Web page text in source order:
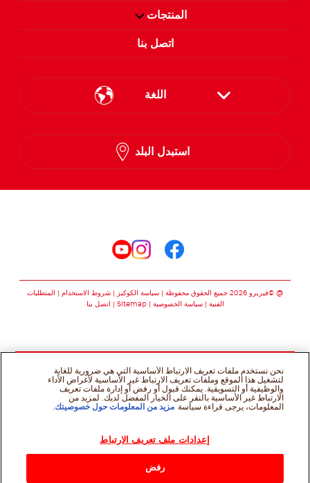
المنتجات
اتصل بنا
اللغة
استبدل البلد
@ ©فيريرو 2026 جميع الحقوق محفوظة سياسة الكوكيز شروط الاستخدام
المتطلبات
الفنية
سياسة الخصوصية Sitemap اتصل بنا
نحن نستخدم ملفات تعريف الارتباط الأساسية التي هي ضرورية للغاية
لتشغيل هذا الموقع وملفات تعريف الارتباط غير الأساسية لأغراض الأداء
والوظيفية أو التسويقية. يمكنك قبول أو رفض أو إدارة ملفات تعريف
الارتباط غير الأساسية بالنقر على الخيار المفضل لديك. لمزيد من
المعلومات، يرجى قراءة سياسة مزيد من المعلومات حول خصوصيتك
إعدادات ملف تعريف الارتباط
رفض